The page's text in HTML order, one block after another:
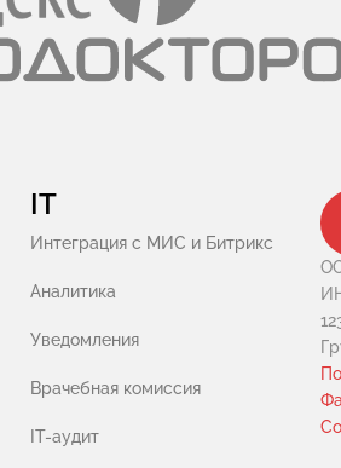
IT
Интеграция с МИС и Битрикс
Аналитика
Уведомления
Врачебная комиссия
IT-аудит